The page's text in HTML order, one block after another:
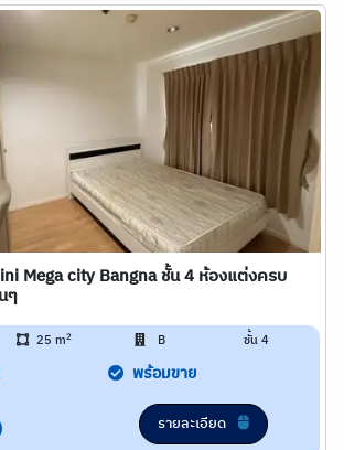
Mega city Bangna ชั้น 4 ห้องแต่งครบ
ๆ
25 m2 B ชั้น 4
พร้อมขาย
รายละเอียด